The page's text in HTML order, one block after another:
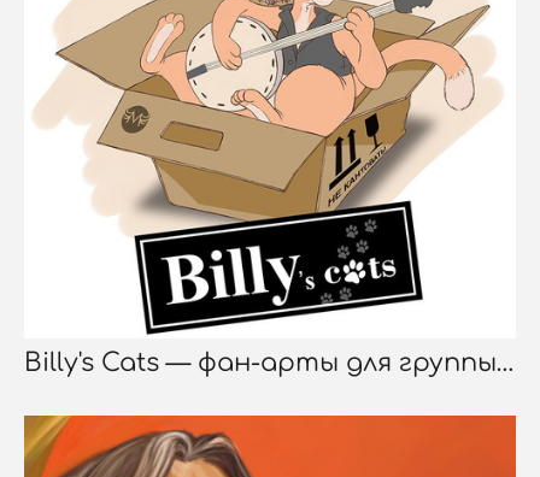
Billy's Cats — фан-арты для группы Billy's Band